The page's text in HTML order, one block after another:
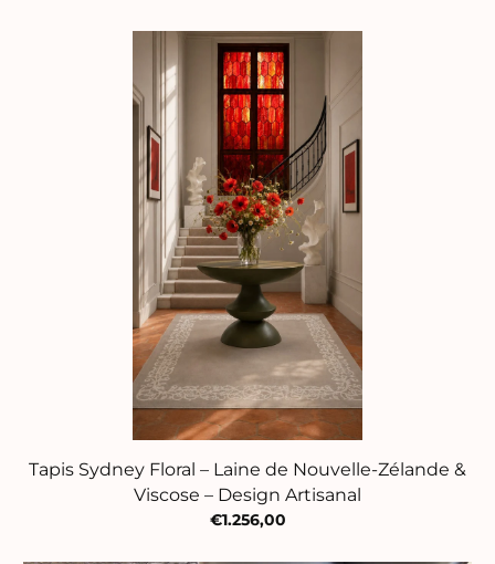
Tapis Sydney Floral – Laine de Nouvelle-Zélande &
Viscose – Design Artisanal
€1.256,00